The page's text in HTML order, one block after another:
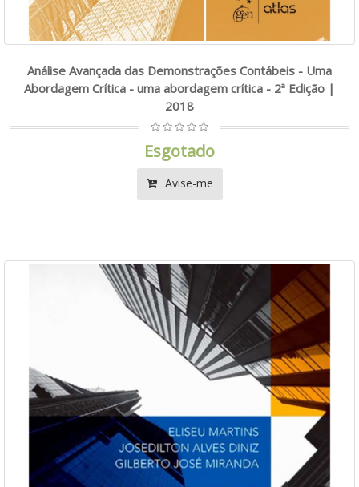
Análise Avançada das Demonstrações Contábeis - Uma
Abordagem Crítica - uma abordagem crítica - 2ª Edição |
2018
Esgotado
Avise-me